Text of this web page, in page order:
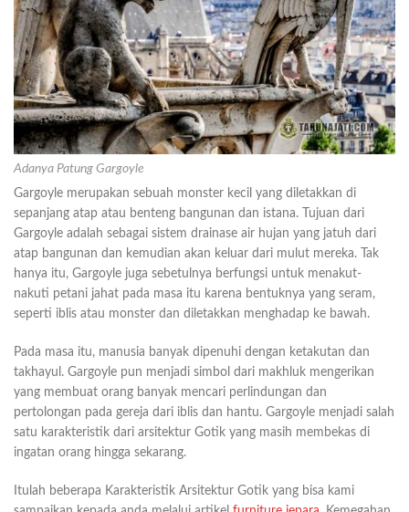
Adanya Patung Gargoyle
Gargoyle merupakan sebuah monster kecil yang diletakkan di
sepanjang atap atau benteng bangunan dan istana. Tujuan dari
Gargoyle adalah sebagai sistem drainase air hujan yang jatuh dari
atap bangunan dan kemudian akan keluar dari mulut mereka. Tak
hanya itu, Gargoyle juga sebetulnya berfungsi untuk menakut-
nakuti petani jahat pada masa itu karena bentuknya yang seram,
seperti iblis atau monster dan diletakkan menghadap ke bawah.
Pada masa itu, manusia banyak dipenuhi dengan ketakutan dan
takhayul. Gargoyle pun menjadi simbol dari makhluk mengerikan
yang membuat orang banyak mencari perlindungan dan
pertolongan pada gereja dari iblis dan hantu. Gargoyle menjadi salah
satu karakteristik dari arsitektur Gotik yang masih membekas di
ingatan orang hingga sekarang.
Itulah beberapa Karakteristik Arsitektur Gotik yang bisa kami